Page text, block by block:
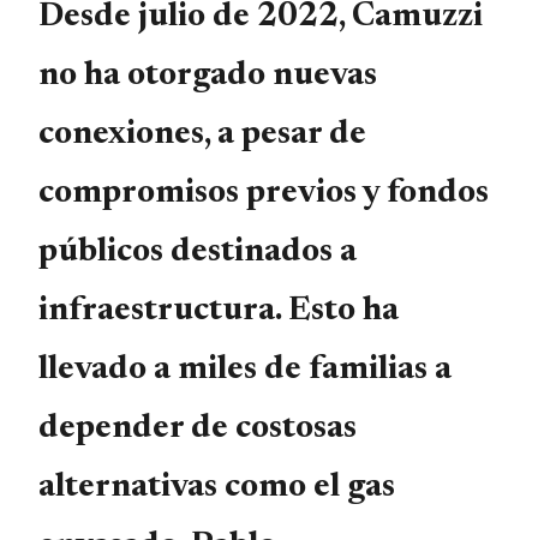
Desde julio de 2022, Camuzzi
no ha otorgado nuevas
conexiones, a pesar de
compromisos previos y fondos
públicos destinados a
infraestructura. Esto ha
llevado a miles de familias a
depender de costosas
alternativas como el gas